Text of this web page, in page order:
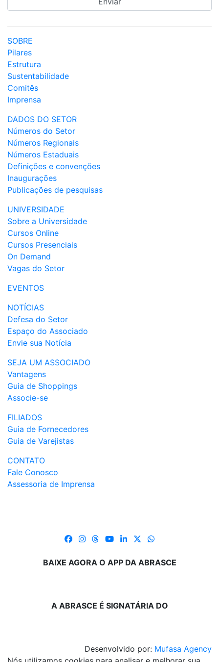
SOBRE
Pilares
Estrutura
Sustentabilidade
Comitês
Imprensa
DADOS DO SETOR
Números do Setor
Números Regionais
Números Estaduais
Definições e convenções
Inaugurações
Publicações de pesquisas
UNIVERSIDADE
Sobre a Universidade
Cursos Online
Cursos Presenciais
On Demand
Vagas do Setor
EVENTOS
NOTÍCIAS
Defesa do Setor
Espaço do Associado
Envie sua Notícia
SEJA UM ASSOCIADO
Vantagens
Guia de Shoppings
Associe-se
FILIADOS
Guia de Fornecedores
Guia de Varejistas
CONTATO
Fale Conosco
Assessoria de Imprensa
BAIXE AGORA O APP DA ABRASCE
A ABRASCE É SIGNATÁRIA DO
Desenvolvido por: Mufasa Agency